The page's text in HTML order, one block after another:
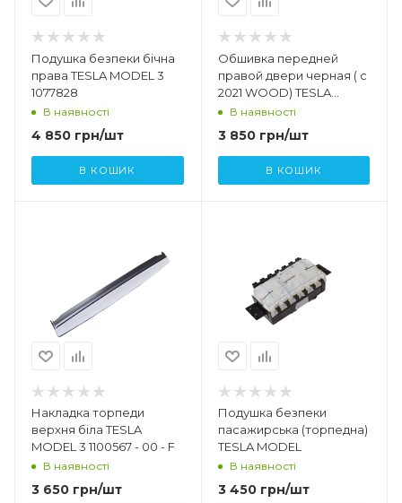
Подушка безпеки бічна
права TESLA MODEL 3
1077828
В наявності
4 850 грн/шт
В КОШИК
Обшивка передней
правой двери черная ( с
2021 WOOD) TESLA
MODEL 3 1514769-89-B
1803119-00-B
В наявності
3 850грн/шт
В КОШИК
Накладка торпеди
верхня біла TESLA
MODEL 3 1100567 - 00 - F
В наявності
3 650 грн/шт
Подушка безпеки
пасажирська (торпедна)
TESLA MODEL
В наявності
3 450грн/шт